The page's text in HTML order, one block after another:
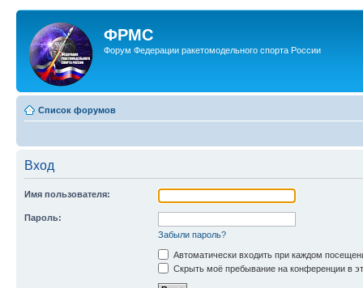
ФРМС
Форум Федерации ракетомодельного спорта России
Список форумов
Вход
Имя пользователя:
Пароль:
Забыли пароль?
Автоматически входить при каждом
Скрыть моё пребывание на конференции в